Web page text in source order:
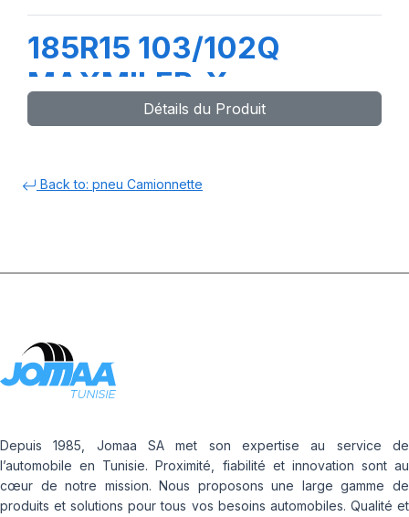
185R15 103/102Q
MAXMILER-X
Détails du Produit
Back to: pneu Camionnette
Depuis 1985, Jomaa SA met son expertise au service de
l’automobile en Tunisie. Proximité, fiabilité et innovation sont au
cœur de notre mission. Nous proposons une large gamme de
produits et solutions pour tous vos besoins automobiles. Qualité et